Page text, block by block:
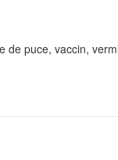
de puce, vaccin,